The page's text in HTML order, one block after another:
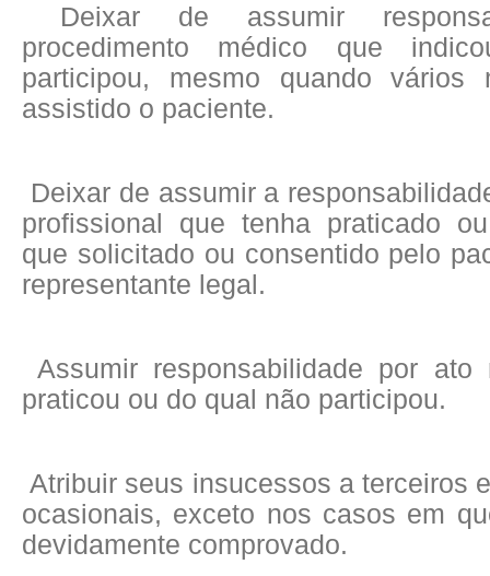
Deixar de assumir
procedimento médico que
participou, mesmo quando vários
assistido o paciente.
Deixar de assumir a
profissional que tenha praticado
que solicitado ou consentido pelo
representante legal.
Assumir responsabilidade por ato
praticou ou do qual não participou.
Atribuir seus insucessos a terceiros
ocasionais, exceto nos casos em
devidamente comprovado.